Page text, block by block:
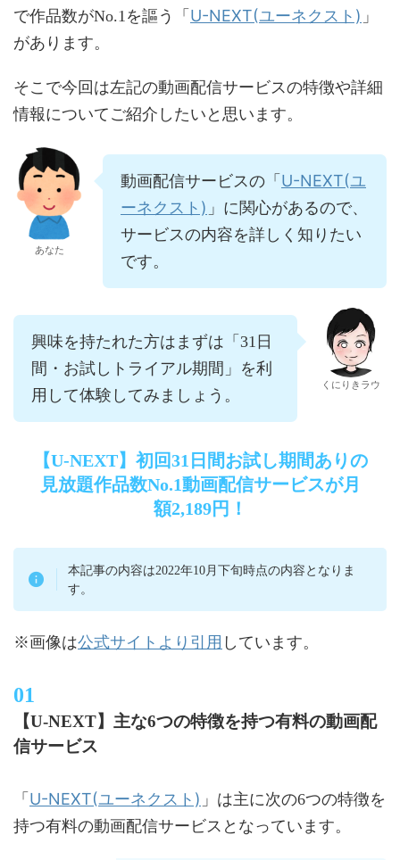
で作品数がNo.1を謳う「 U-NEXT(ユーネクスト) 」
があります。
そこで今回は左記の動画配信サービスの特徴や詳細
情報についてご紹介したいと思います。
あなた
動画配信サービスの「 U-NEXT(ユ
ーネクスト) 」に関心があるので、
サービスの内容を詳しく知りたい
です。
興味を持たれた方はまずは「31日
間・お試しトライアル期間」を利
用して体験してみましょう。
くにりきラウ
【U-NEXT】初回31日間お試し期間ありの
見放題作品数No.1動画配信サービスが月
額2,189円！
本記事の内容は2022年10月下旬時点の内容となりま
す。
※画像は公式サイトより引用 しています。
【U-NEXT】主な6つの特徴を持つ有料の動画配
信サービス
「 U-NEXT(ユーネクスト) 」は主に次の6つの特徴を
持つ有料の動画配信サービスとなっています。